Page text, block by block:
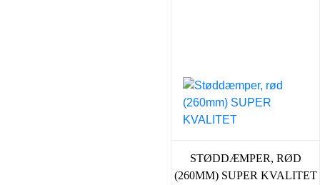
STØDDÆMPER, RØD
(260MM) SUPER KVALITET